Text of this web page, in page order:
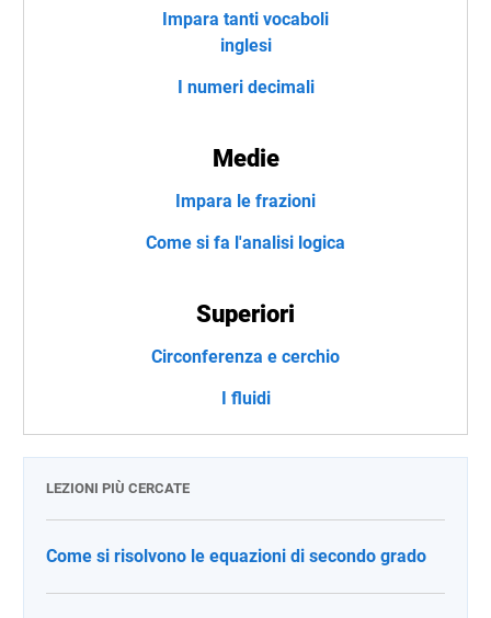
Impara tanti vocaboli
inglesi
I numeri decimali
Medie
Impara le frazioni
Come si fa l'analisi logica
Superiori
Circonferenza e cerchio
I fluidi
LEZIONI PIÙ CERCATE
Come si risolvono le equazioni di secondo grado